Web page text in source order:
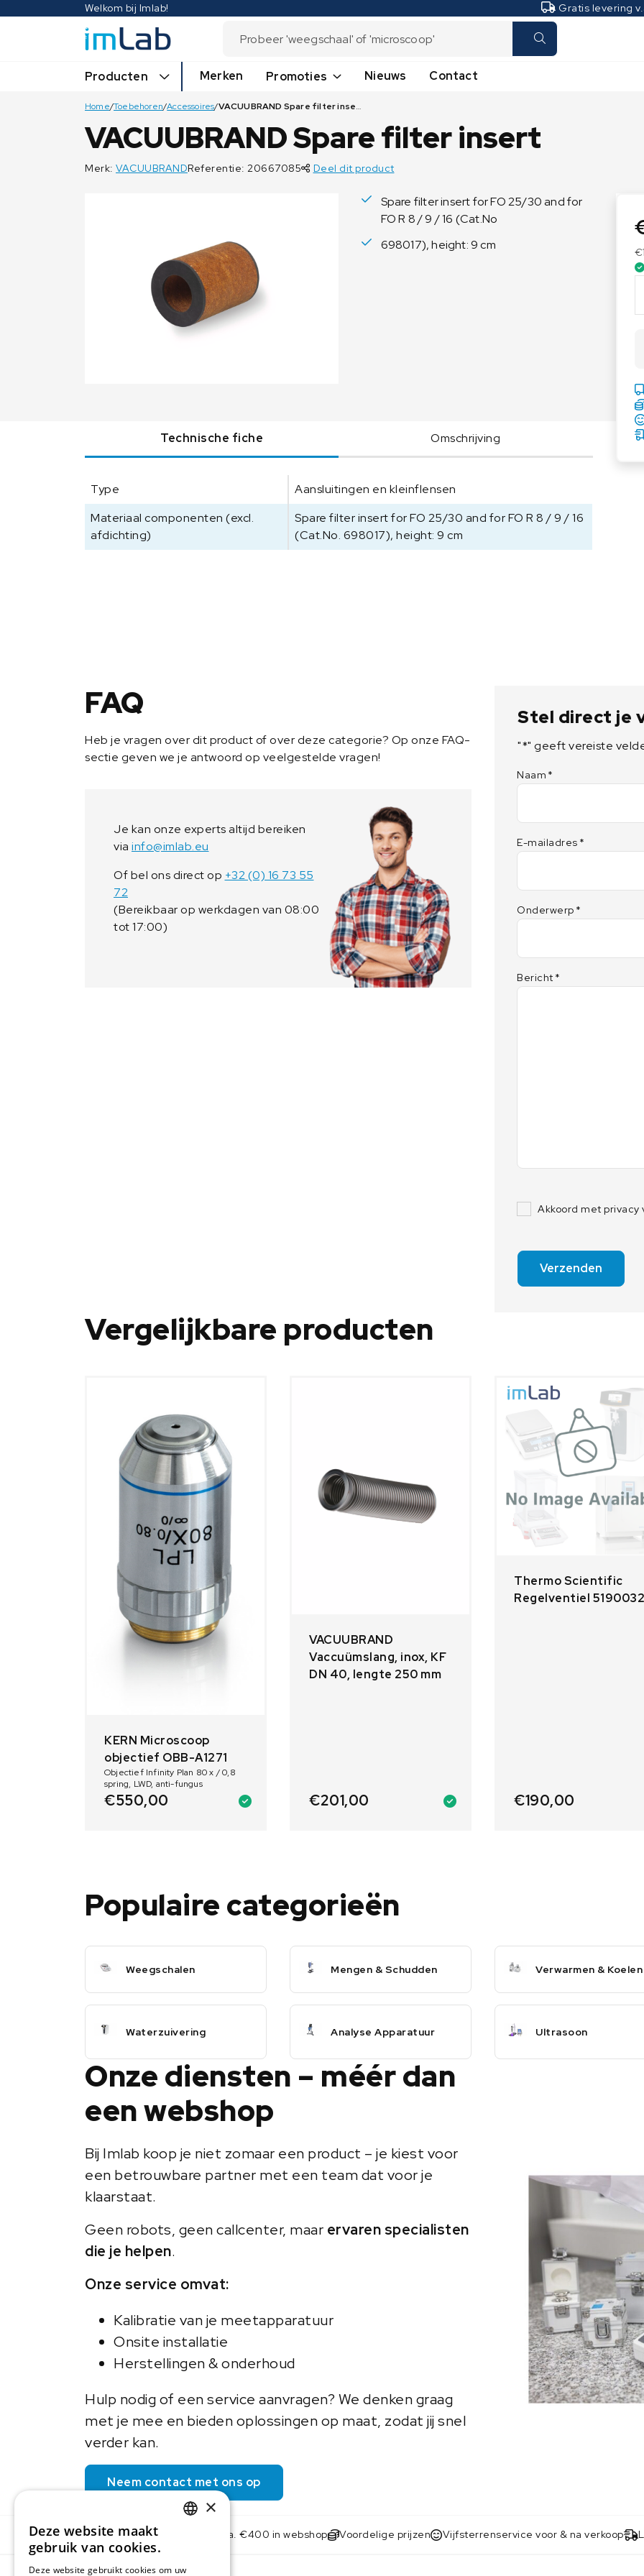
Welkom bij Imlab! Gratis levering
Producten
Laboratoriumweegschalen
Analyseweegschalen
Precisieweegschalen
Vochtbepalers
Hangweegschalen -
Kraanweegschalen
Tafelweegschalen
Telweegschalen
Stoelweegschalen
Merken Promoties Nieuws Contact
Home/Toebehoren/Accessoires/ VACUUBRAND Spare filter insert
VACUUBRAND Spare filter insert
Merk: VACUUBRANDReferentie: 20667085 Deel dit product
Spare filter insert for FO 25/30 and for
FO R 8 / 9 / 16 (Cat.No
698017), height: 9 cm
€
C
R
A
N
D
p
t
a
Technische fiche Omschrijving
Type
Aansluitingen en kleinflensen
Materiaal componenten (excl.
afdichting)
Spare filter insert for FO 25/30 and for FO R 8 / 9 / 16
(Cat.No. 698017), height: 9 cm
FAQ
Heb je vragen over dit product of over deze categorie? Op onze FAQ-
sectie geven we je antwoord op veelgestelde vragen!
Je kan onze experts altijd bereiken
via info@imlab.eu
Of bel ons direct op +32 (0) 16 73 55
72
(Bereikbaar op werkdagen van 08:00
tot 17:00)
Stel direct je
"*" geeft vereiste
Naam *
E-mailadres *
Onderwerp *
Bericht *
Akkoord met privacy
Verzenden
Vergelijkbare producten
KERN Microscoop
objectief OBB-A1271
Objectief Infinity Plan 80 x / 0,8
spring, LWD, anti-fungus
€550,00
VACUUBRAND
Vaccuümslang, inox, KF
DN 40, lengte 250 mm
€201,00
Thermo Scientific
Regelventiel
€190,00
Populaire categorieën
Weegschalen Mengen & Schudden Verwarmen & Koelen
Waterzuivering Analyse Apparatuur Ultrasoon
Onze diensten – méér dan
een webshop
Bij Imlab koop je niet zomaar een product – je kiest voor
een betrouwbare partner met een team dat voor je
klaarstaat.
Geen robots, geen callcenter, maar ervaren specialisten
die je helpen.
Onze service omvat:
Kalibratie van je meetapparatuur
Onsite installatie
Herstellingen & onderhoud
Hulp nodig of een service aanvragen? We denken graag
met je mee en bieden oplossingen op maat, zodat jij snel
verder kan.
Neem contact met ons op
Gratis levering v.a. €400 in webshop Voordelige prijzen Vijfsterrenservice voor & na verkoop
×
Deze website maakt
gebruik van cookies.
Deze website gebruikt cookies om uw